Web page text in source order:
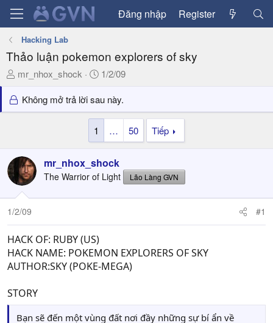
Đăng nhập Register
Hacking Lab
Thảo luận pokemon explorers of sky
T
r
e
a
r
e
r
mr_nhox_shock
N
à
y
1/2/09
Không mở trả lời sau này.
1 … 50 Tiếp
mr_nhox_shock
The Warrior of Light Lão Làng GVN
1/2/09 #1
HACK OF: RUBY (US)
HACK NAME: POKEMON EXPLORERS OF SKY
AUTHOR:SKY (POKE-MEGA)
STORY
Bạn sẽ đến một vùng đất nơi đầy những sự bí ẩn về